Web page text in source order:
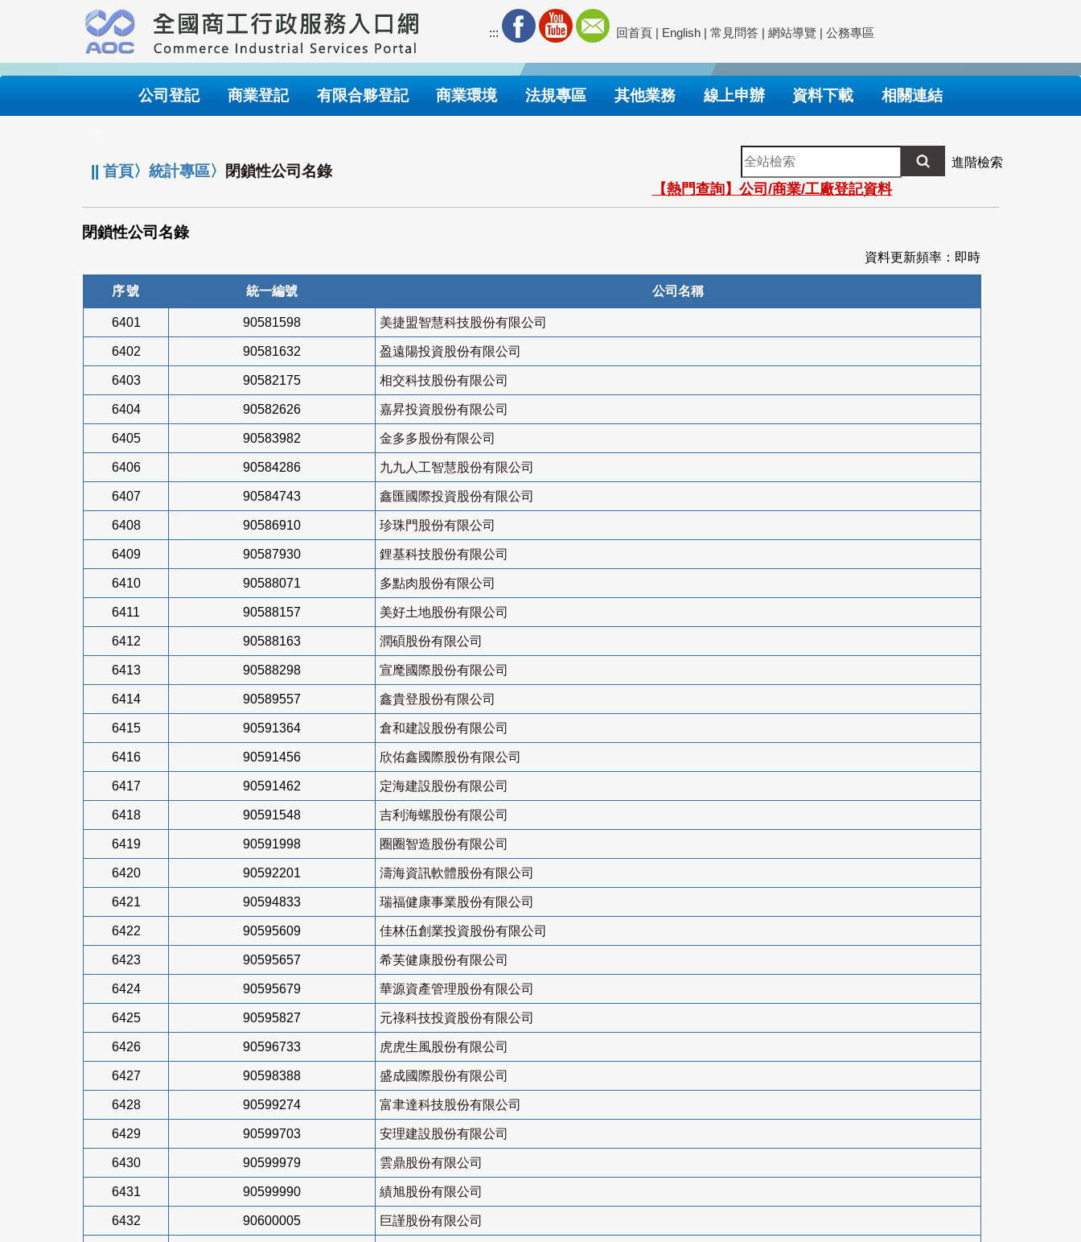
要
內
::: 回首頁 | English | 常見問答 | 網站導覽 | 公務專區
公司登記 商業登記 有限合夥登記 商業環境 法規專區 其他業務 線上申辦 資料下載 相關連結
||首頁〉統計專區〉 閉鎖性公司名錄
全
站
檢
索
進階檢索
【熱門查詢】公司/商業/工廠登記資料
閉鎖性公司名錄
資料更新頻率：即時
序號 統一編號 公司名稱
6401 90581598 美捷盟智慧科技股份有限公司
6402 90581632 盈遠陽投資股份有限公司
6403 90582175 相交科技股份有限公司
6404 90582626 嘉昇投資股份有限公司
6405 90583982 金多多股份有限公司
6406 90584286 九九人工智慧股份有限公司
6407 90584743 鑫匯國際投資股份有限公司
6408 90586910 珍珠門股份有限公司
6409 90587930 鋰基科技股份有限公司
6410 90588071 多點肉股份有限公司
6411 90588157 美好土地股份有限公司
6412 90588163 潤碩股份有限公司
6413 90588298 宣麾國際股份有限公司
6414 90589557 鑫貴登股份有限公司
6415 90591364 倉和建設股份有限公司
6416 90591456 欣佑鑫國際股份有限公司
6417 90591462 定海建設股份有限公司
6418 90591548 吉利海螺股份有限公司
6419 90591998 圈圈智造股份有限公司
6420 90592201 濤海資訊軟體股份有限公司
6421 90594833 瑞福健康事業股份有限公司
6422 90595609 佳林伍創業投資股份有限公司
6423 90595657 希芙健康股份有限公司
6424 90595679 華源資產管理股份有限公司
6425 90595827 元祿科技投資股份有限公司
6426 90596733 虎虎生風股份有限公司
6427 90598388 盛成國際股份有限公司
6428 90599274 富聿達科技股份有限公司
6429 90599703 安理建設股份有限公司
6430 90599979 雲鼎股份有限公司
6431 90599990 績旭股份有限公司
6432 90600005 巨謹股份有限公司